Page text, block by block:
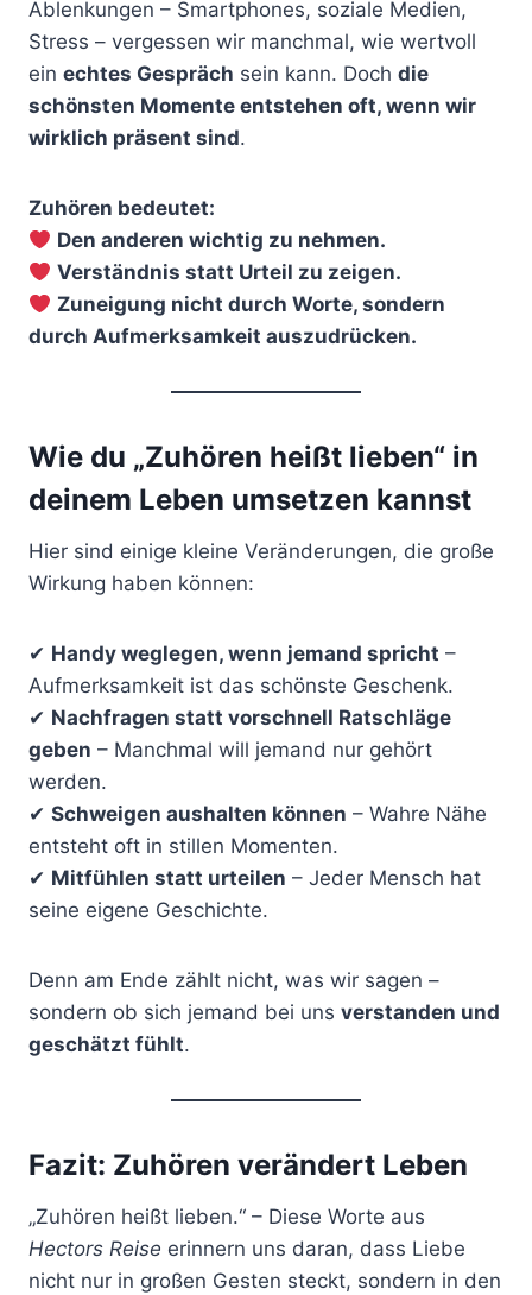
Ablenkungen – Smartphones, soziale Medien,
Stress – vergessen wir manchmal, wie wertvoll
ein echtes Gespräch sein kann. Doch die
schönsten Momente entstehen oft, wenn wir
wirklich präsent sind.
Zuhören bedeutet:
Den anderen wichtig zu nehmen.
Verständnis statt Urteil zu zeigen.
Zuneigung nicht durch Worte, sondern
durch Aufmerksamkeit auszudrücken.
Wie du „Zuhören heißt lieben“ in
deinem Leben umsetzen kannst
Hier sind einige kleine Veränderungen, die große
Wirkung haben können:
✔ Handy weglegen, wenn jemand spricht –
Aufmerksamkeit ist das schönste Geschenk.
✔ Nachfragen statt vorschnell Ratschläge
geben – Manchmal will jemand nur gehört
werden.
✔ Schweigen aushalten können – Wahre Nähe
entsteht oft in stillen Momenten.
✔ Mitfühlen statt urteilen – Jeder Mensch hat
seine eigene Geschichte.
Denn am Ende zählt nicht, was wir sagen –
sondern ob sich jemand bei uns verstanden und
geschätzt fühlt.
Fazit: Zuhören verändert Leben
„Zuhören heißt lieben.“ – Diese Worte aus
Hectors Reise erinnern uns daran, dass Liebe
nicht nur in großen Gesten steckt, sondern in den